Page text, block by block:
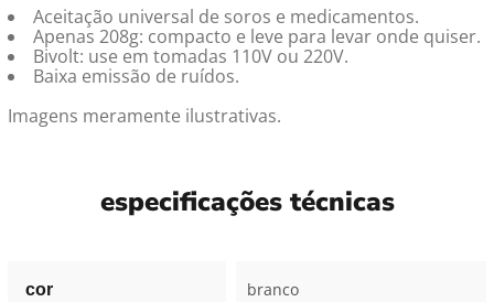
Aceitação universal de soros e medicamentos.
Apenas 208g: compacto e leve para levar onde quiser.
Bivolt: use em tomadas 110V ou 220V.
Baixa emissão de ruídos.
Imagens meramente ilustrativas.
especificações técnicas
cor branco